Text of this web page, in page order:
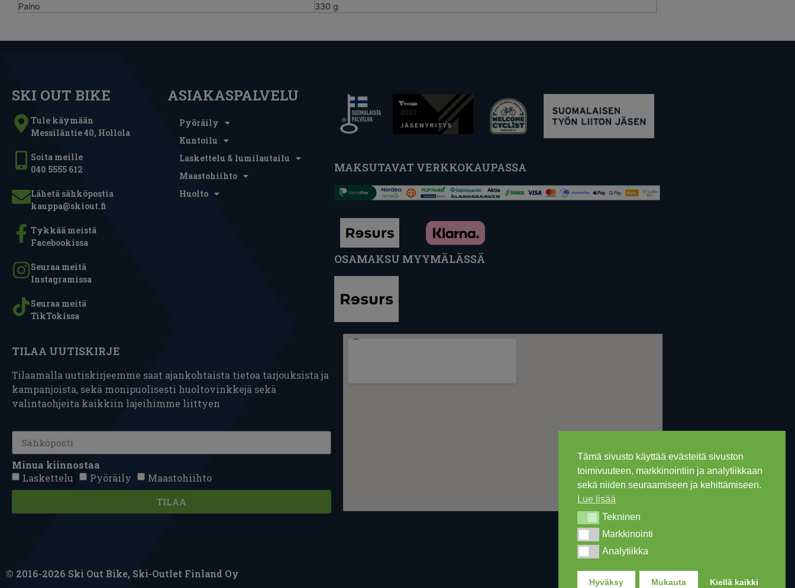
Tämä sivusto käyttää evästeitä sivuston
toimivuuteen, markkinointiin ja analytiikkaan
sekä niiden seuraamiseen ja kehittämiseen.
Lue lisää
TekninenTekninen
MarkkinointiMarkkinointi
AnalytiikkaAnalytiikka
Hyväksy Mukauta Kiellä kaikki
Paino
330 g
SKI OUT BIKE
Tule käymään
Messiläntie 40, Hollola
Soita meille
040 5555 612
Lähetä sähköpostia
kauppa@skiout.fi
Tykkää meistä
Facebookissa
Seuraa meitä
Instagramissa
Seuraa meitä
TikTokissa
ASIAKASPALVELU
Pyöräily
Kuntoilu
Laskettelu & lumilautailu
Maastohiihto
Huolto
MAKSUTAVAT VERKKOKAUPASSA
OSAMAKSU MYYMÄLÄSSÄ
TILAA UUTISKIRJE
Tilaamalla uutiskirjeemme saat ajankohtaista tietoa tarjouksista ja
kampanjoista, sekä monipuolisesti huoltovinkkejä sekä
valintaohjeita kaikkiin lajeihimme liittyen
Minua kiinnostaa
Laskettelu
Pyöräily Maastohiihto
TILAA
© 2016-2026 Ski Out Bike, Ski-Outlet Finland Oy